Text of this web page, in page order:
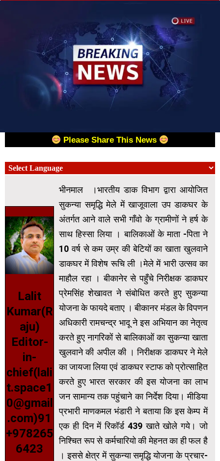
Please Share This News
Lalit
Kumar(R
aju)
Editor-
in-
chief(lali
t.space1
0@gmail
.com)91
+978265
6423
भीनमाल ।भारतीय डाक विभाग द्वारा आयोजित
सुकन्या समृद्धि मेले में खाजूवाला उप डाकघर के
अंतर्गत आने वाले सभी गाँवो के ग्रामीणों ने हर्ष के
साथ हिस्सा लिया । बालिकाओं के माता -पिता ने
10 वर्ष से कम उम्र की बेटियों का खाता खुलवाने
डाकघर में विशेष रूचि ली ।मेले में भारी उत्सव का
माहौल रहा । बीकानेर से पहुँचे निरीक्षक डाकघर
प्रेमसिंह शेखावत ने संबोधित करते हुए सुकन्या
योजना के फायदे बताए । बीकानर मंडल के विपणन
अधिकारी रामचन्द्र भादू ने इस अभियान का नेतृत्व
करते हुए नागरिकों से बालिकाओं का सुकन्या खाता
खुलवाने की अपील की । निरीक्षक डाकघर ने मेले
का जायजा लिया एवं डाकघर स्टाफ को प्रोत्साहित
करते हुए भारत सरकार की इस योजना का लाभ
जन सामान्य तक पहुंचाने का निर्देश दिया। मीडिया
प्रभारी माणकमल भंडारी ने बताया कि इस केम्प में
एक ही दिन में रिकॉर्ड 439 खाते खोले गये। जो
निश्चित रूप से कर्मचारियो की मेहनत का ही फल है
। इससे क्षेत्र में सुकन्या समृद्धि योजना के प्रचार-